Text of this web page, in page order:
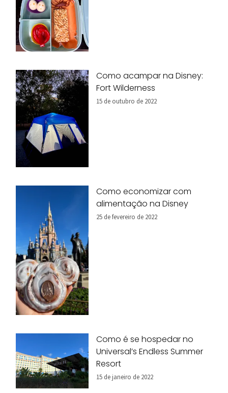
Como acampar na Disney:
Fort Wilderness
15 de outubro de 2022
Como economizar com
alimentação na Disney
25 de fevereiro de 2022
Como é se hospedar no
Universal’s Endless Summer
Resort
15 de janeiro de 2022